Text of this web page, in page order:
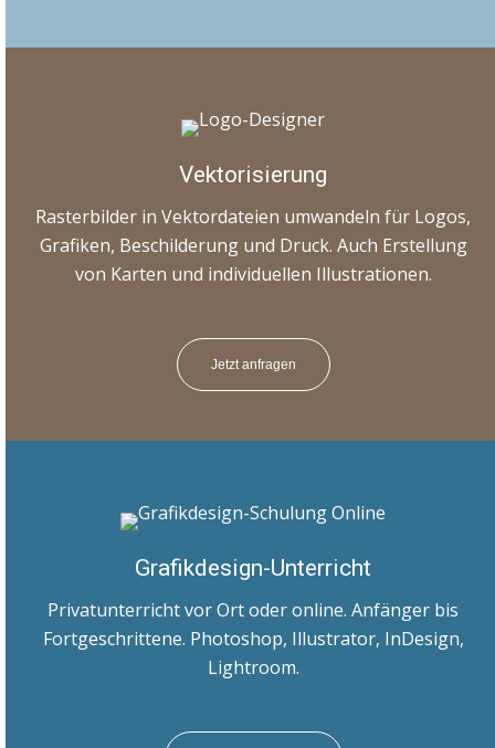
Vektorisierung
Rasterbilder in Vektordateien umwandeln für Logos,
Grafiken, Beschilderung und Druck. Auch Erstellung
von Karten und individuellen Illustrationen.
Jetzt anfragen
Grafikdesign-Unterricht
Privatunterricht vor Ort oder online. Anfänger bis
Fortgeschrittene. Photoshop, Illustrator, InDesign,
Lightroom.